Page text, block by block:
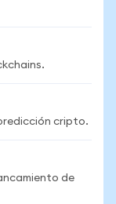
cripto.
de